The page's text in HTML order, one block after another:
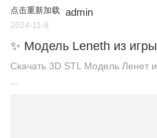
点击重新加载 admin
2024-11-8
✨ Модель Leneth из
Скачать 3D STL Модель Ленет